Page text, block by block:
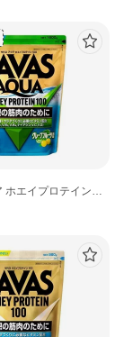
脂／乳化剤、
ース、アセスルフ
(一部に乳成分・
：1.8g、炭水化
塩相当量：0.22-
0.67mg、ビタミ
C：43mg、ビタ
ホエイプロテイン
ルーツ風味 1800g